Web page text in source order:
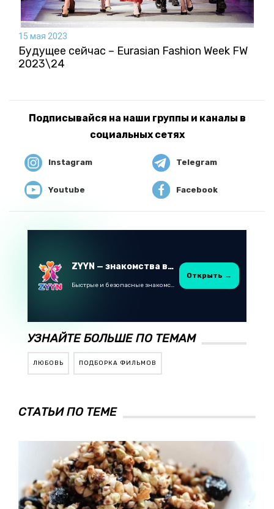
15 мая 2023
Будущее сейчас – Eurasian Fashion Week FW
2023\24
Подписывайся на наши группы и каналы в
социальных сетях
Instagram Telegram
Youtube Facebook
ZYYN — знакомства в Казахстане
Быстрые и безопасные знакомства в Telegram
Открыть →
УЗНАЙТЕ БОЛЬШЕ ПО ТЕМАМ
ЛЮБОВЬ ПОДБОРКА ФИЛЬМОВ
СТАТЬИ ПО ТЕМЕ